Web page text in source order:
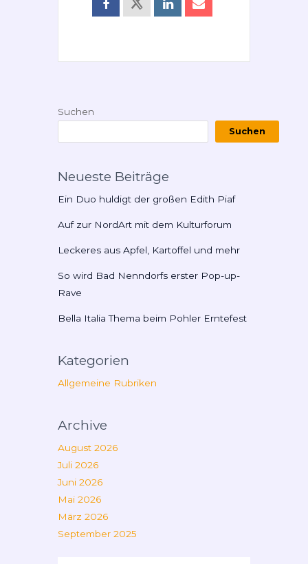
Suchen
Suchen
Neueste Beiträge
Ein Duo huldigt der großen Edith Piaf
Auf zur NordArt mit dem Kulturforum
Leckeres aus Apfel, Kartoffel und mehr
So wird Bad Nenndorfs erster Pop-up-
Rave
Bella Italia Thema beim Pohler Erntefest
Kategorien
Allgemeine Rubriken
Archive
August 2026
Juli 2026
Juni 2026
Mai 2026
März 2026
September 2025